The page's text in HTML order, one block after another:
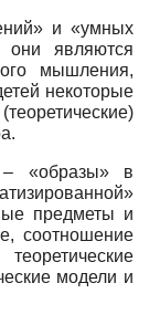
и «умных
они являются
мышления,
некоторые
– «образы» в
предметы и
соотношение
модели и